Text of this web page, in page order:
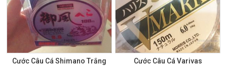
Cước Câu Cá Shimano Trắng
Cước Câu Cá Varivas